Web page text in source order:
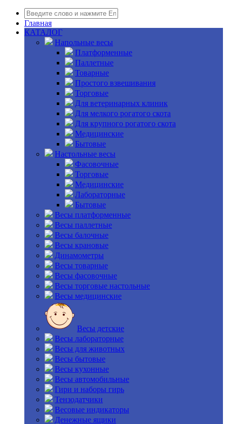
Главная
КАТАЛОГ
Напольные весы
Платформенные
Паллетные
Товарные
Простого взвешивания
Торговые
Для ветеринарных клиник
Для мелкого рогатого скота
Для крупного рогатого скота
Медицинские
Бытовые
Настольные весы
Фасовочные
Торговые
Медицинские
Лабораторные
Бытовые
Весы платформенные
Весы паллетные
Весы балочные
Весы крановые
Динамометры
Весы товарные
Весы фасовочные
Весы торговые настольные
Весы медицинские
Весы детские
Весы лабораторные
Весы для животных
Весы бытовые
Весы кухонные
Весы автомобильные
Гири и наборы гирь
Тензодатчики
Весовые индикаторы
Денежные ящики